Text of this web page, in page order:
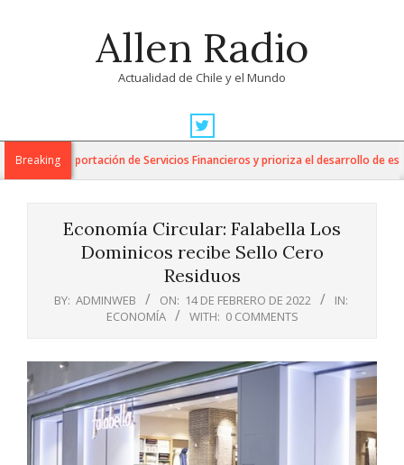
Allen Radio
Actualidad de Chile y el Mundo
Navigation
MenuBreaking
para la Exportación de Servicios Financieros y prioriza el desarrollo de esta
Economía Circular: Falabella Los
Dominicos recibe Sello Cero
Residuos
BY: ADMINWEB ON: 14 DE FEBRERO DE 2022
IN:
ECONOMÍA
WITH: 0 COMMENTS